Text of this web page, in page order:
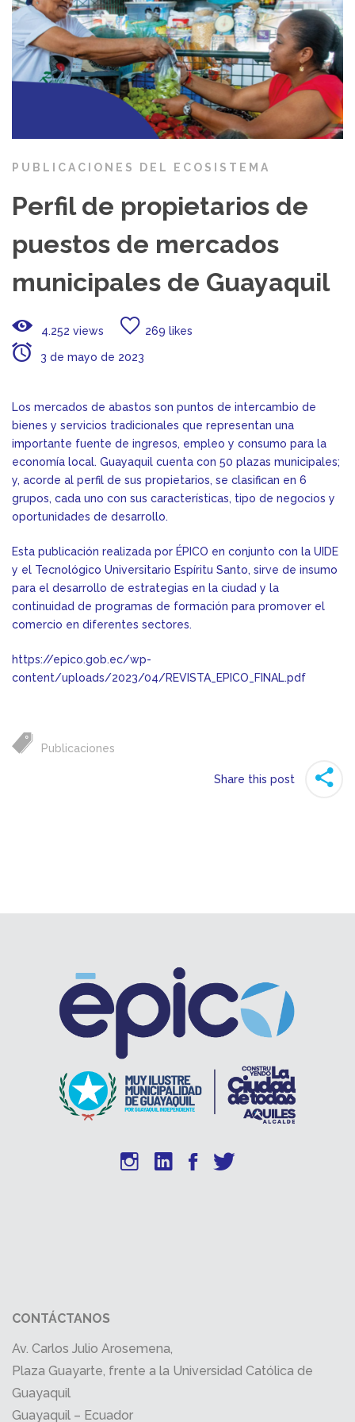
PUBLICACIONES DEL ECOSISTEMA
Perfil de propietarios de
puestos de mercados
municipales de Guayaquil
4.252 views 269 likes
3 de mayo de 2023
Los mercados de abastos son puntos de intercambio de
bienes y servicios tradicionales que representan una
importante fuente de ingresos, empleo y consumo para la
economía local. Guayaquil cuenta con 50 plazas municipales;
y, acorde al perfil de sus propietarios, se clasifican en 6
grupos, cada uno con sus características, tipo de negocios y
oportunidades de desarrollo.
Esta publicación realizada por ÉPICO en conjunto con la UIDE
y el Tecnológico Universitario Espíritu Santo, sirve de insumo
para el desarrollo de estrategias en la ciudad y la
continuidad de programas de formación para promover el
comercio en diferentes sectores.
https://epico.gob.ec/wp-
content/uploads/2023/04/REVISTA_EPICO_FINAL.pdf
Publicaciones
Share this post
CONTÁCTANOS
Av. Carlos Julio Arosemena,
Plaza Guayarte, frente a la Universidad Católica de
Guayaquil
Guayaquil – Ecuador